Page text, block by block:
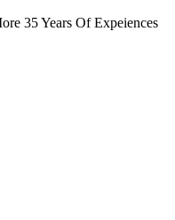
35 Years Of Expeiences